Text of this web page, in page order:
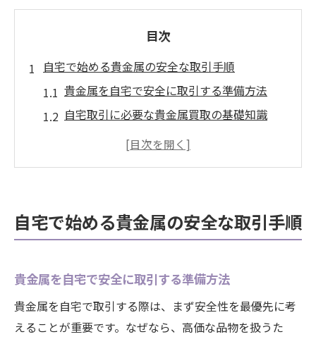
目次
自宅で始める貴金属の安全な取引手順
貴金属を自宅で安全に取引する準備方法
自宅取引に必要な貴金属買取の基礎知識
安心できる貴金属買取業者の選び方ガイド
愛知県大府市で賢く貴金属を売却するコツ
大府市で貴金属を賢く売却するための心得
大府市で貴金属の高値買取を狙うポイント
貴金属専門店選びで失敗しない方法とは
地元で信頼できる貴金属買取店の見分け方
自宅で始める貴金属の安全な取引手順
貴金属を自宅で安全に取引する準備方法
貴金属を自宅で取引する際は、まず安全性を最優先に考
えることが重要です。なぜなら、高価な品物を扱うた